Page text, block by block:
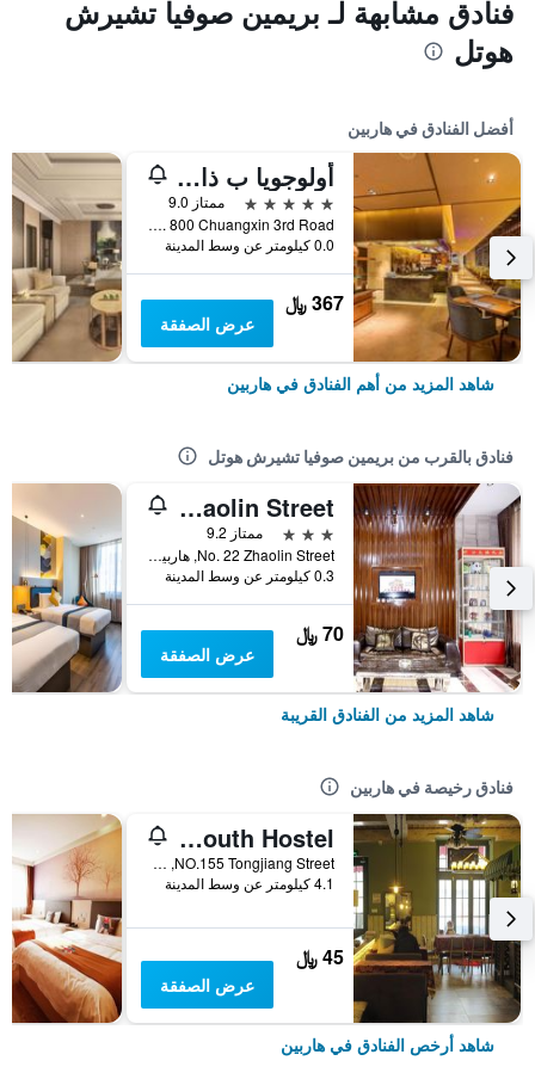
فنادق مشابهة لـ بريمين صوفيا تشيرش
هوتل
أفضل الفنادق في هاربين
أولوجويا ب ذا أن باوند كوليكشن باي حيات
5 نجوم
ممتاز 9.0
No. 800 Chuangxin 3rd Road, هاربين, الصين
0.0 كيلومتر عن وسط المدينة
367 ﷼
عرض الصفقة
شاهد المزيد من أهم الفنادق في هاربين
فنادق بالقرب من بريمين صوفيا تشيرش هوتل
Dayang Hotel Zhaolin Street
3 نجوم
ممتاز 9.2
No. 22 Zhaolin Street, هاربين, الصين
0.3 كيلومتر عن وسط المدينة
70 ﷼
عرض الصفقة
شاهد المزيد من الفنادق القريبة
فنادق رخيصة في هاربين
Sweet Postoffice Youth Hostel
NO.155 Tongjiang Street, هاربين, الصين
4.1 كيلومتر عن وسط المدينة
45 ﷼
عرض الصفقة
شاهد أرخص الفنادق في هاربين